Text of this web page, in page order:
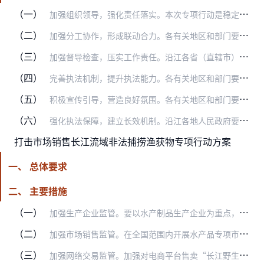
（一）
加强组织领导，强化责任落实。本次专项行动是稳定长江禁捕秩序、加强水域生态文明建设的重要举措。各有关地区和部门要高度重视，充分认识专项行动的重要意义，沿江各省（直…
（二） 加强分工协作，形成联动合力。各有关地区和部门要加强执法监管，扩大监管覆盖面。公安部、农业农村部要商最高人民法院等单位加强法律适用问题研究，推动出台有关规范性文件…
（三） 加强督导检查，压实工作责任。沿江各省（直辖市）人民政府要根据本行动方案明确责任部门和职责分工，建立横向到边、纵向到底的监管执法网络；将执法成效纳入市县政府绩效及…
（四） 完善执法机制，提升执法能力。各有关地区和部门要树立长江流域禁捕工作的整体观、全局观，打破部门界限、地域界限，在打击非法捕捞、稳定禁渔秩序上通力合作。各地指挥部要…
（五） 积极宣传引导，营造良好氛围。各有关地区和部门要将专项行动宣传摆在突出位置，与专项行动一起研究、一起布置，同步推进、同步落实。要加强与新闻媒体的沟通协调，坚持正确…
（六） 强化执法保障，建立长效机制。沿江各地人民政府要将专项执法经费纳入本级财政预算。做好专项行动期间执法人员的工作、生活保障，落实一线执法人员值勤津补贴制度，维护执法…
打击市场销售长江流域非法捕捞渔获物专项行动方案
一、 总体要求
二、 主要措施
（一）
加强生产企业监管。要以水产制品生产企业为重点，加大日常监督检查力度，督促企业严格落实进货查验记录制度，不得采购、加工非法捕捞渔获物。
（二） 加强市场销售监管。在全国范围内开展水产品专项市场排查。以农产品批发市场、农贸市场、商超、餐饮单位为重点，加大市场排查和监督检查力度，重点检查水产品经营者是否严格…
（三） 加强网络交易监管。加强对电商平台售卖“长江野生鱼”、“野生江鲜”等行为的监管。各地市场监管部门要督促属地电商平台进一步完善平台治理规则，将相关主管部门提供的禁限…